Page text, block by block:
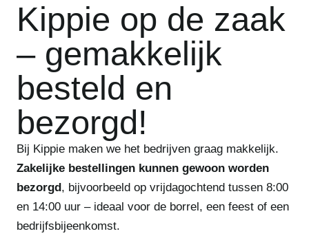
Kippie op de zaak
– gemakkelijk
besteld en
bezorgd!
Bij Kippie maken we het bedrijven graag makkelijk.
Zakelijke bestellingen kunnen gewoon worden
bezorgd, bijvoorbeeld op vrijdagochtend tussen 8:00
en 14:00 uur – ideaal voor de borrel, een feest of een
bedrijfsbijeenkomst.